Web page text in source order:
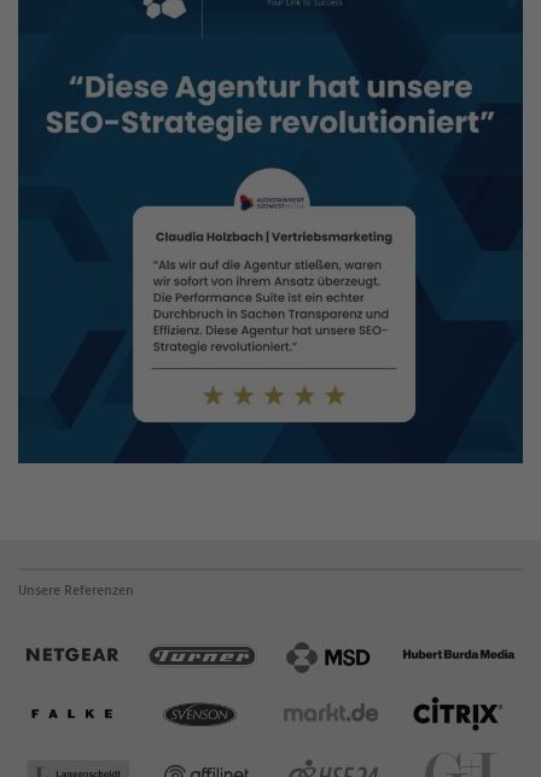
Unsere Referenzen